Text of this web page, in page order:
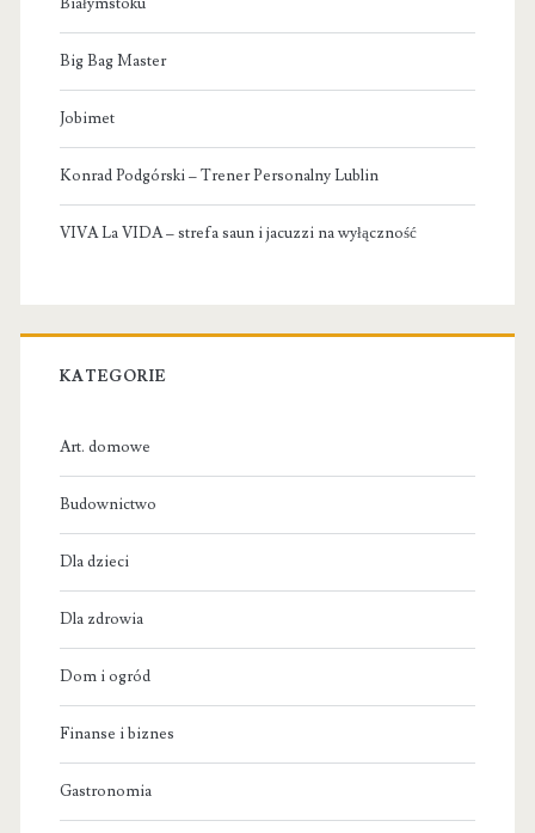
Białymstoku
Big Bag Master
Jobimet
Konrad Podgórski – Trener Personalny Lublin
VIVA La VIDA – strefa saun i jacuzzi na wyłączność
KATEGORIE
Art. domowe
Budownictwo
Dla dzieci
Dla zdrowia
Dom i ogród
Finanse i biznes
Gastronomia